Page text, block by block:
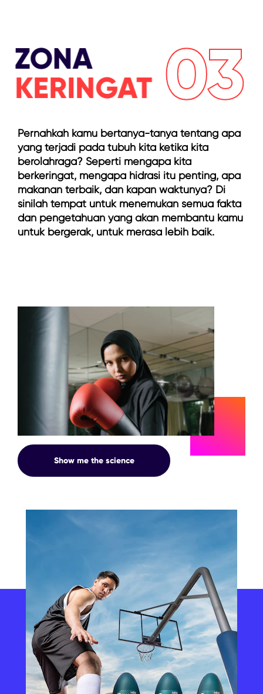
ZONA
KERINGAT 03
Pernahkah kamu bertanya-tanya tentang apa
yang terjadi pada tubuh kita ketika kita
berolahraga? Seperti mengapa kita
berkeringat, mengapa hidrasi itu penting, apa
makanan terbaik, dan kapan waktunya? Di
sinilah tempat untuk menemukan semua fakta
dan pengetahuan yang akan membantu kamu
untuk bergerak, untuk merasa lebih baik.
Show me the scienceZONA